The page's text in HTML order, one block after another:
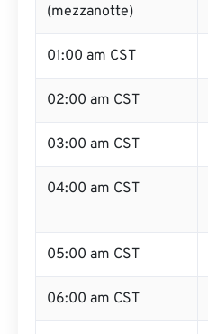
(mezzanotte)
01:00 am CST
02:00 am CST
03:00 am CST
04:00 am CST
05:00 am CST
06:00 am CST